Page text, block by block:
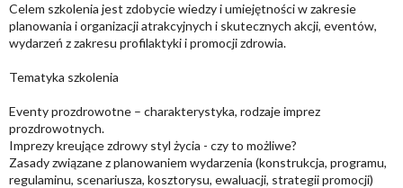
Celem szkolenia jest zdobycie wiedzy i umiejętności w zakresie
planowania i organizacji atrakcyjnych i skutecznych akcji, eventów,
wydarzeń z zakresu profilaktyki i promocji zdrowia.
Tematyka szkolenia
Eventy prozdrowotne – charakterystyka, rodzaje imprez
prozdrowotnych.
Imprezy kreujące zdrowy styl życia - czy to możliwe?
Zasady związane z planowaniem wydarzenia (konstrukcja, programu,
regulaminu, scenariusza, kosztorysu, ewaluacji, strategii promocji)